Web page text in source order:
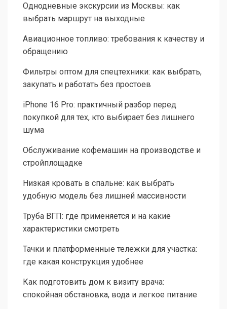
Однодневные экскурсии из Москвы: как
выбрать маршрут на выходные
Авиационное топливо: требования к качеству и
обращению
Фильтры оптом для спецтехники: как выбрать,
закупать и работать без простоев
iPhone 16 Pro: практичный разбор перед
покупкой для тех, кто выбирает без лишнего
шума
Обслуживание кофемашин на производстве и
стройплощадке
Низкая кровать в спальне: как выбрать
удобную модель без лишней массивности
Труба ВГП: где применяется и на какие
характеристики смотреть
Тачки и платформенные тележки для участка:
где какая конструкция удобнее
Как подготовить дом к визиту врача:
спокойная обстановка, вода и легкое питание